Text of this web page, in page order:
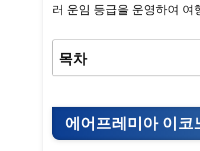
러 운임 등급을 운영하여
목차
에어프레미아 이